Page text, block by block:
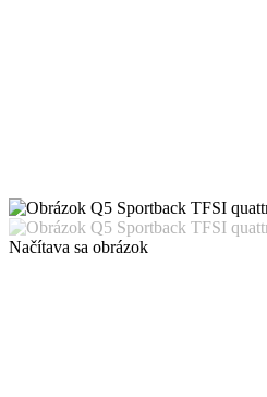
Načítava sa obrázok